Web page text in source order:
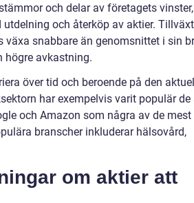
och delar av företagets
och återköp av aktier.
snabbare än genomsnittet i sin
högre avkastning.
över tid och beroende på den
har exempelvis varit populär de
och Amazon som några av de mest
branscher inkluderar hälsovård,
om aktier att